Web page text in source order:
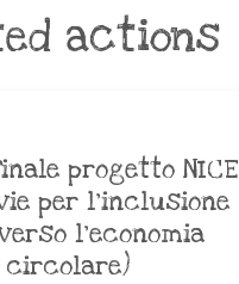
actions
progetto NICE
per l’inclusione
l’economia
circolare)